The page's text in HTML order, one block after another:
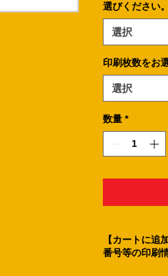
選びください。
選択
印刷枚数をお
選択
数量 *
【カートに追
番号等の印刷